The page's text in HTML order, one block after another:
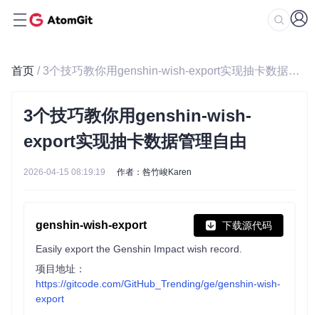
首页 / 3个技巧教你用genshin-wish-export实现抽卡数据管理自由
3个技巧教你用genshin-wish-
export实现抽卡数据管理自由
2026-04-15 08:19:19 作者：咎竹峻Karen
genshin-wish-export 下载源代码
Easily export the Genshin Impact wish record.
项目地址：
https://gitcode.com/GitHub_Trending/ge/genshin-wish-
export